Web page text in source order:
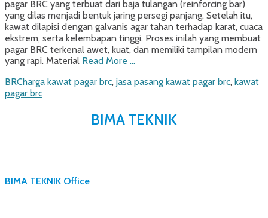
pagar BRC yang terbuat dari baja tulangan (reinforcing bar)
yang dilas menjadi bentuk jaring persegi panjang. Setelah itu,
kawat dilapisi dengan galvanis agar tahan terhadap karat, cuaca
ekstrem, serta kelembapan tinggi. Proses inilah yang membuat
pagar BRC terkenal awet, kuat, dan memiliki tampilan modern
yang rapi. Material Read More …
Categories
BRCTags
harga kawat pagar brc, jasa pasang kawat pagar brc, kawat
pagar brc
BIMA TEKNIK
BIMA TEKNIK Office